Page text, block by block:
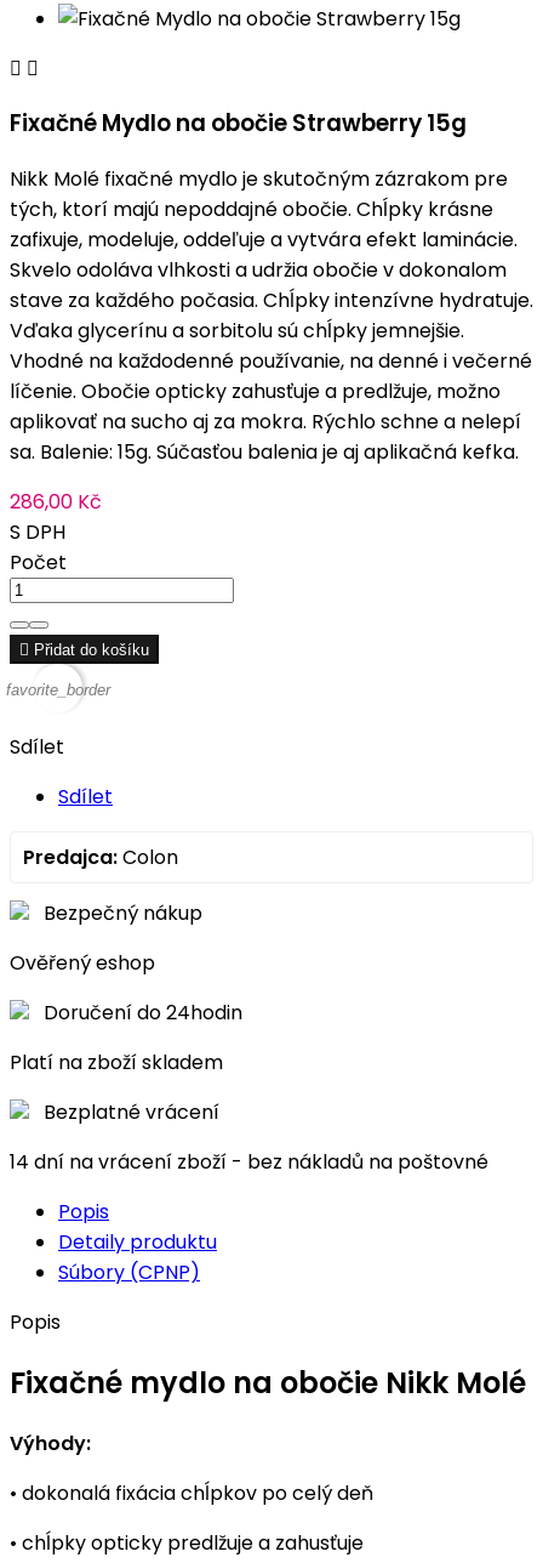
 
Fixačné Mydlo na obočie Strawberry 15g
Nikk Molé fixačné mydlo je skutočným zázrakom pre
tých, ktorí majú nepoddajné obočie. Chĺpky krásne
zafixuje, modeluje, oddeľuje a vytvára efekt laminácie.
Skvelo odoláva vlhkosti a udržia obočie v dokonalom
stave za každého počasia. Chĺpky intenzívne hydratuje.
Vďaka glycerínu a sorbitolu sú chĺpky jemnejšie.
Vhodné na každodenné používanie, na denné i večerné
líčenie. Obočie opticky zahusťuje a predlžuje, možno
aplikovať na sucho aj za mokra. Rýchlo schne a nelepí
sa. Balenie: 15g. Súčasťou balenia je aj aplikačná kefka.
286,00 Kč
S DPH
Počet
 Přidat do košíku
favorite_border
Sdílet
Sdílet
Predajca:Colon
Bezpečný nákup
Ověřený eshop
Doručení do 24hodin
Platí na zboží skladem
Bezplatné vrácení
14 dní na vrácení zboží - bez nákladů na poštovné
Popis
Detaily produktu
Súbory (CPNP)
Popis
Fixačné mydlo na obočie Nikk Molé
Výhody:
• dokonalá fixácia chĺpkov po celý deň
• chĺpky opticky predlžuje a zahusťuje